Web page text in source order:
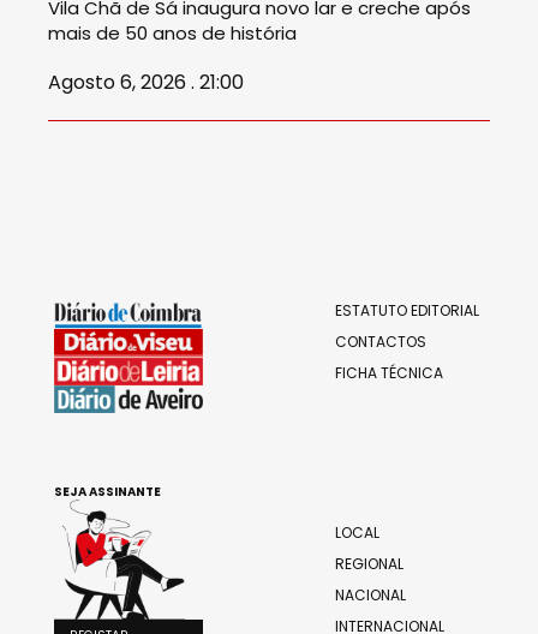
Vila Chã de Sá inaugura novo lar e creche após
mais de 50 anos de história
Agosto 6, 2026 . 21:00
ESTATUTO EDITORIAL
CONTACTOS
FICHA TÉCNICA
LOCAL
REGIONAL
NACIONAL
INTERNACIONAL
SEJA ASSINANTE